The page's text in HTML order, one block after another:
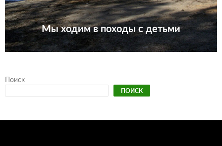
Мы ходим в походы с детьми
Поиск
ПОИСК